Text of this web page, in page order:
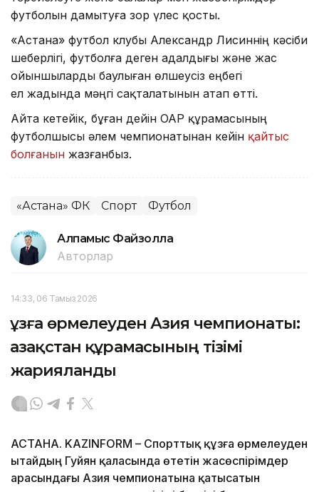
футболын дамытуға зор үлес қосты.
«Астана» футбол клубы Александр Лисиннің кәсіби
шеберлігі, футболға деген адалдығы және жас
ойыншыларды баулыған өлшеусіз еңбегі
ел жадында мәңгі сақталатынын атап өтті.
Айта кетейік, бұған дейін ОАР құрамасының
футболшысы әлем чемпионатынан кейін қайтыс
болғанын жазғанбыз.
«Астана» ФК Спорт Футбол
Алпамыс Файзолла
Авторлар
14:33, 06 Тамыз 2026
Құзға өрмелеуден Азия чемпионаты:
Қазақстан құрамасының тізімі
жарияланды
АСТАНА. KAZINFORM – Спорттық құзға өрмелеуден
Қытайдың Гуйян қаласында өтетін жасөспірімдер
арасындағы Азия чемпионатына қатысатын